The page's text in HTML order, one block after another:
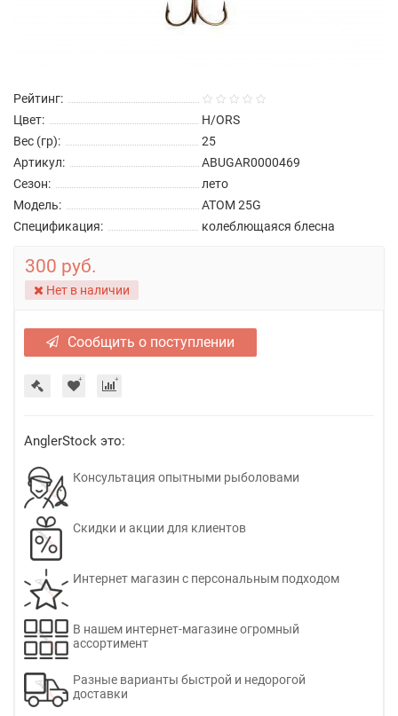
Рейтинг:
Цвет:
H/ORS
Вес (гр):
25
Артикул:
ABUGAR0000469
Сезон:
лето
Модель:
ATOM 25G
Спецификация:
колеблющаяся блесна
300 руб.
Нет в наличии
Сообщить о поступлении
AnglerStock это:
Консультация опытными рыболовами
Скидки и акции для клиентов
Интернет магазин с персональным подходом
В нашем интернет-магазине огромный
ассортимент
Разные варианты быстрой и недорогой
доставки